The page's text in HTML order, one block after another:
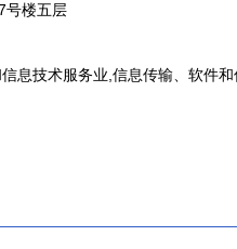
号楼五层
息技术服务业,信息传输、软件